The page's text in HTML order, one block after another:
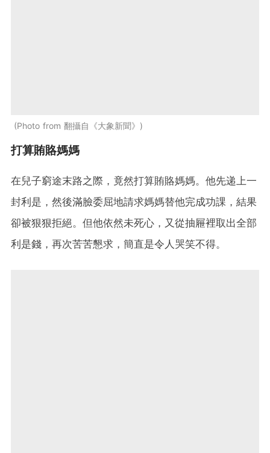
Photo from 翻攝自《大象新聞》
打算賄賂媽媽
在兒子窮途末路之際，竟然打算賄賂媽媽。他先递上一
封利是，然後滿臉委屈地請求媽媽替他完成功課，結果
卻被狠狠拒絕。但他依然未死心，又從抽屜裡取出全部
利是錢，再次苦苦懇求，簡直是令人哭笑不得。